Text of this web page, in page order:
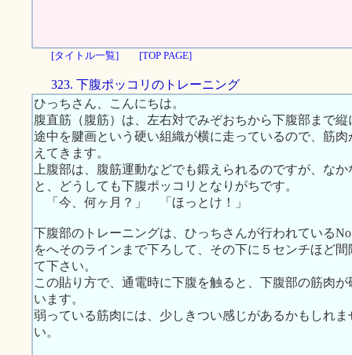
[タイトル一覧] [TOP PAGE]
323. 下腹ポッコリのトレーニング
ひっちさん、こんにちは。
腹直筋（腹筋）は、左右対でみぞおちから下腹部まで
途中を腱画という硬い組織が横に走っているので、筋
えてきます。
上腹部は、腹筋運動などでも鍛えられるのですが、な
と、どうしても下腹ポッコリとなりがちです。
「今、何ヶ月？」 「ほっとけ！」
下腹部のトレーニングは、ひっちさんが行われている
をへそのラインまで下ろして、その下に５センチほど
て下さい。
この貼り方で、通電時に下腹を触ると、下腹部の筋肉
います。
弱っている筋肉には、少しきつい感じがあるかもしれ
い。